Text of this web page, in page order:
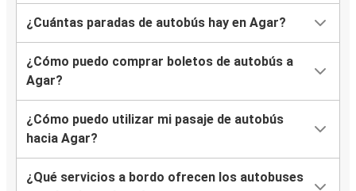
¿Cuántas paradas de autobús hay en Agar?
¿Cómo puedo comprar boletos de autobús a
Agar?
¿Cómo puedo utilizar mi pasaje de autobús
hacia Agar?
¿Qué servicios a bordo ofrecen los autobuses